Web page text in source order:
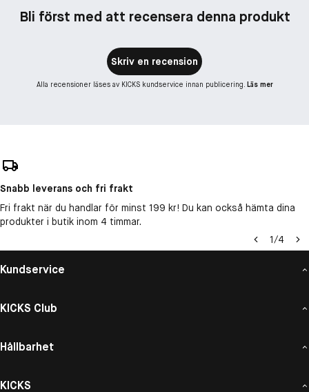
Bli först med att recensera denna produkt
Skriv en recension
Alla recensioner läses av KICKS kundservice innan publicering. Läs mer
Snabb leverans och fri frakt
Fri frakt när du handlar för minst 199 kr! Du kan också hämta dina
produkter i butik inom 4 timmar.
1/4
Kundservice
KICKS Club
Hållbarhet
KICKS